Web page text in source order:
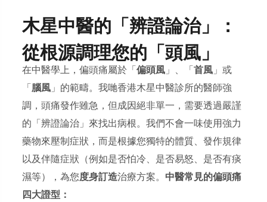
木星中醫的「辨證論治」：
從根源調理您的「頭風」
在中醫學上，偏頭痛屬於「偏頭風 」、「首風 」或
「腦風 」的範疇。我哋香港木星中醫診所的醫師強
調，頭痛發作雖急，但成因絕非單一，需要透過嚴謹
的「辨證論治」來找出病根。我們不會一味使用強力
藥物來壓制症狀，而是根據您獨特的體質、發作規律
以及伴隨症狀（例如是否怕冷、是否易怒、是否有痰
濕等），為您度身訂造治療方案。 中醫常見的偏頭痛
四大證型：